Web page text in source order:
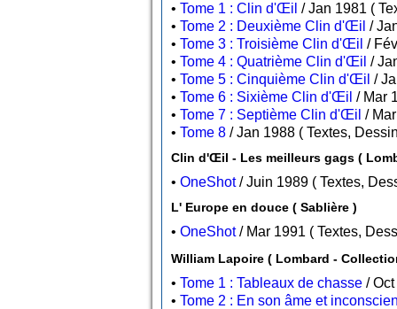
• Tome 1 : Clin d'Œil
/
• Tome 2 : Deuxième Clin d'Œil
• Tome 3 : Troisième Clin d'Œil
• Tome 4 : Quatrième Clin d'Œil
• Tome 5 : Cinquième Clin d'Œil
• Tome 6 : Sixième Clin d'Œil
• Tome 7 : Septième Clin d'Œil
• Tome 8 / Jan 1988 (
Clin d'Œil - Les meilleurs gags (
• OneShot / Juin 1989 (
L' Europe en douce ( Sablière )
• OneShot / Mar 1991 (
William Lapoire (
• Tome 1 : Tableaux de chasse
• Tome 2 : En son âme et